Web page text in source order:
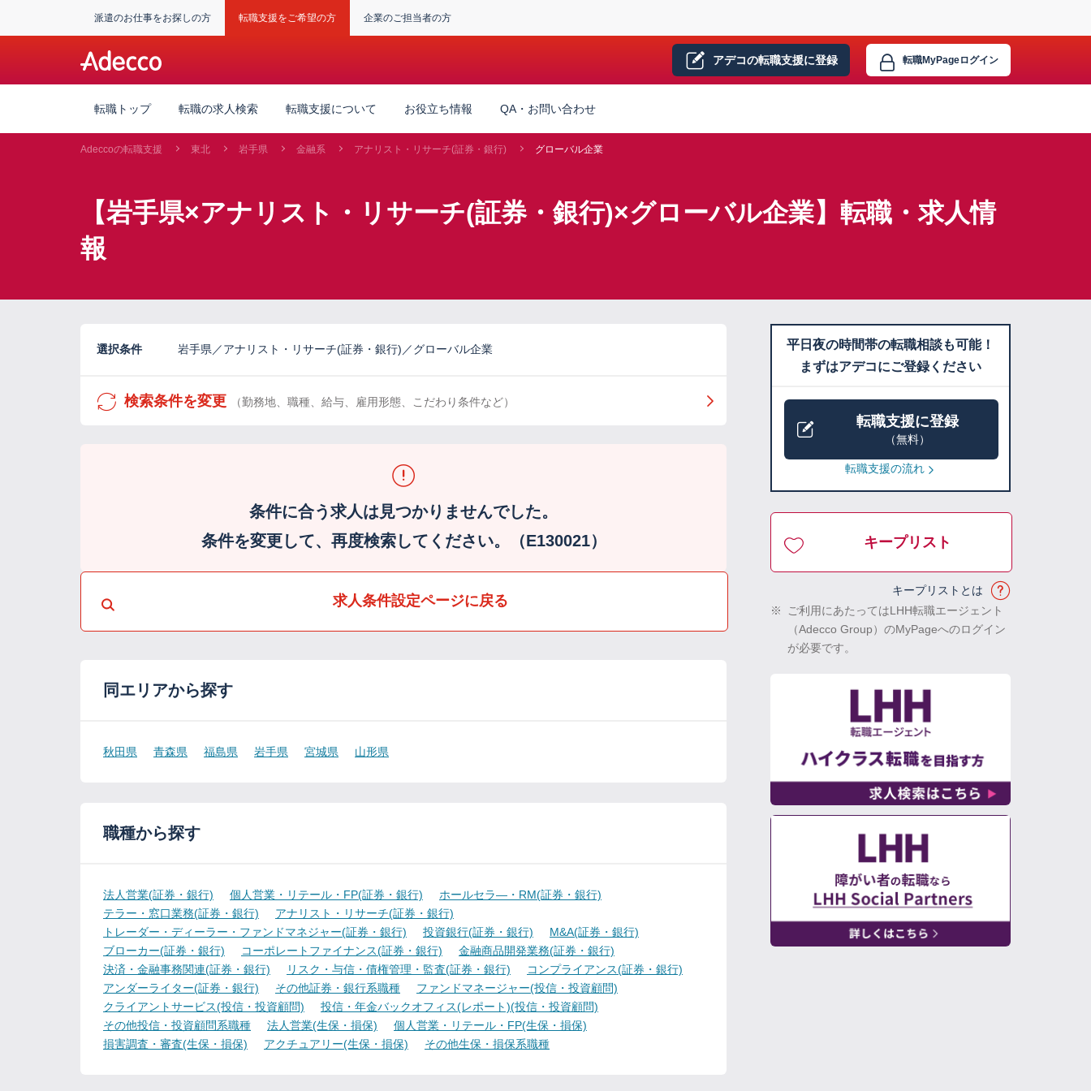
派遣のお仕事をお探しの方 転職支援をご希望の方 企業のご担当者の方
アデコの転職支援に登録 転職MyPageログイン
転職トップ 転職の求人検索 転職支援について お役立ち情報 QA・お問い合わせ
Adeccoの転職支援 東北 岩手県 金融系 アナリスト・リサーチ(証券・銀行) グローバル企業
【岩手県×アナリスト・リサーチ(証券・銀行)×グローバル企業】転職・求人情
報
選択条件 岩手県／アナリスト・リサーチ(証券・銀行)／グローバル企業
検索条件を変更 （勤務地、職種、給与、雇用形態、こだわり条件など）
条件に合う求人は見つかりませんでした。
条件を変更して、再度検索してください。（E130021）
求人条件設定ページに戻る
同エリアから探す
秋田県 青森県 福島県 岩手県 宮城県 山形県
職種から探す
法人営業(証券・銀行) 個人営業・リテール・FP(証券・銀行)
ホールセラ―・RM(証券・銀行)
テラー・窓口業務(証券・銀行)
アナリスト・リサーチ(証券・銀行)
トレーダー・ディーラー・ファンドマネジャー(証券・銀行)
投資銀行(証券・銀行)
M&A(証券・銀行)
ブローカー(証券・銀行)
コーポレートファイナンス(証券・銀行)
金融商品開発業務(証券・銀行)
決済・金融事務関連(証券・銀行)
リスク・与信・債権管理・監査(証券・銀行)
コンプライアンス(証券・銀行)
アンダーライター(証券・銀行)
その他証券・銀行系職種
ファンドマネージャー(投信・投資顧問)
クライアントサービス(投信・投資顧問)
投信・年金バックオフィス(レポート)(投信・投資顧問)
その他投信・投資顧問系職種
法人営業(生保・損保)
個人営業・リテール・FP(生保・損保)
損害調査・審査(生保・損保)
アクチュアリー(生保・損保) その他生保・損保系職種
平日夜の時間帯の転職相談も可能！
まずはアデコにご登録ください
転職支援に登録
（無料）
転職支援の流れ
キープリスト
キープリストとは
※
ご利用にあたってはLHH転職エージェント
（Adecco Group）のMyPageへのログイン
が必要です。